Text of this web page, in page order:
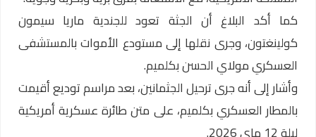
كما أكد البلاغ أن الجثة تعود للجندية ماريا سيمون
كولينغتون، وجرى نقلها إلى مستودع الأموات بالمستشفى
العسكري مولاي الحسن بكلميم.
وأشار إلى أنه جرى ترحيل الجثمانين، بعد مراسم توديع أقيمت
بالمطار العسكري بكلميم، على متن طائرة عسكرية أمريكية